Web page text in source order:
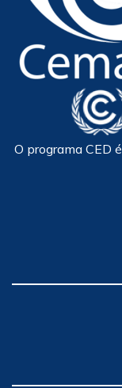
O programa CED